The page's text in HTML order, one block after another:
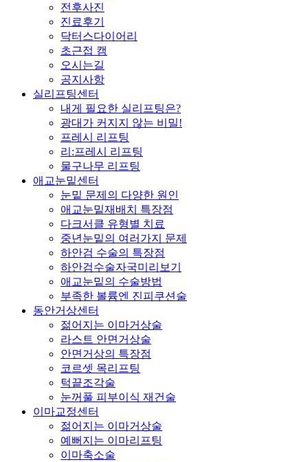
전후사진
진료후기
닥터스다이어리
초근접 캠
오시는길
공지사항
실리프팅센터
내게 필요한 실리프팅은?
광대가 커지지 않는 비밀!
프레시 리프팅
리:프레시 리프팅
물구나무 리프팅
애교눈밑센터
눈밑 문제의 다양한 원인
애교눈밑재배치 특장점
다크서클 유형별 치료
중년눈밑의 여러가지 문제
하안검 수술의 특장점
하안검수술자국미리보기
애교눈밑의 수술방법
부족한 볼륨엔 진피쿠션술
동안거상센터
젊어지는 이마거상술
라스트 안면거상술
안면거상의 특장점
코르셋 목리프팅
턱끝조각술
눈꺼풀 피부이식 재건술
이마교정센터
젊어지는 이마거상술
예뻐지는 이마리프팅
이마축소술